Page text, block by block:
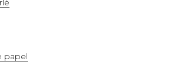
papel